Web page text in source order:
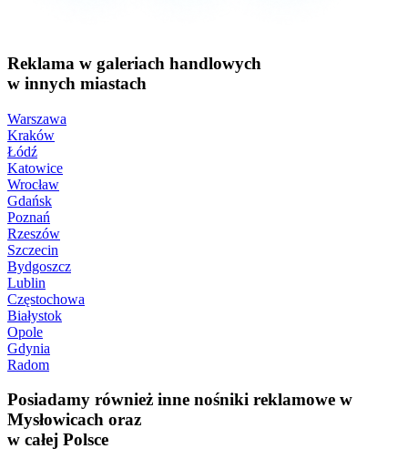
Reklama w galeriach handlowych
w innych miastach
Warszawa
Kraków
Łódź
Katowice
Wrocław
Gdańsk
Poznań
Rzeszów
Szczecin
Bydgoszcz
Lublin
Częstochowa
Białystok
Opole
Gdynia
Radom
Posiadamy również inne nośniki reklamowe w
Mysłowicach oraz
w całej Polsce